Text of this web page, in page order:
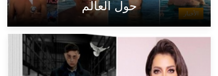
الأخبار
حول العالم